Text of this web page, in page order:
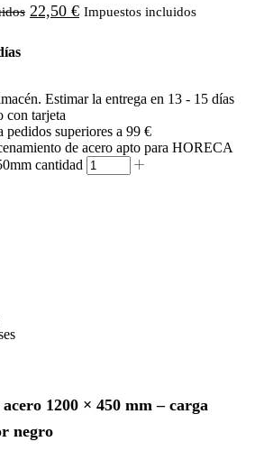
22,50 € Impuestos incluidos
Estimar la entrega en 13 - 15 días
con tarjeta
pedidos superiores a 99 €
de acero apto para HORECA
cantidad
1200 × 450 mm – carga
negro